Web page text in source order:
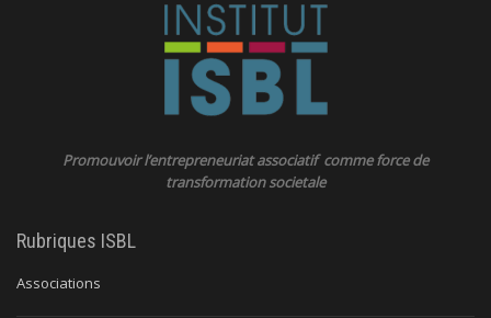
Promouvoir l’entrepreneuriat associatif comme force de
transformation societale
Rubriques ISBL
Associations